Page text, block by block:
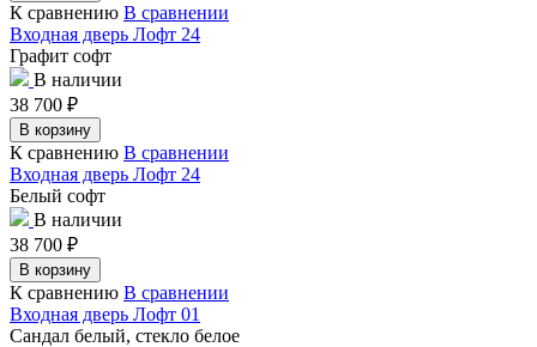
К сравнению В сравнении
Входная дверь Лофт 24
Графит софт
В наличии
38 700 ₽
В корзину
К сравнению В сравнении
Входная дверь Лофт 24
Белый софт
В наличии
38 700 ₽
В корзину
К сравнению В сравнении
Входная дверь Лофт 01
Сандал белый, стекло белое